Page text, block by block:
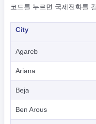
코드를 누르면 국제전화를
City
Agareb
Ariana
Beja
Ben Arous